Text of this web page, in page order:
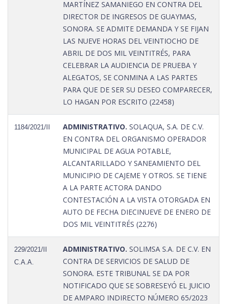
MARTÍNEZ SAMANIEGO EN CONTRA DEL
DIRECTOR DE INGRESOS DE GUAYMAS,
SONORA. SE ADMITE DEMANDA Y SE FIJAN
LAS NUEVE HORAS DEL VEINTIOCHO DE
ABRIL DE DOS MIL VEINTITRÉS, PARA
CELEBRAR LA AUDIENCIA DE PRUEBA Y
ALEGATOS, SE CONMINA A LAS PARTES
PARA QUE DE SER SU DESEO COMPARECER,
LO HAGAN POR ESCRITO (22458)
1184/2021/II ADMINISTRATIVO. SOLAQUA, S.A. DE C.V.
EN CONTRA DEL ORGANISMO OPERADOR
MUNICIPAL DE AGUA POTABLE,
ALCANTARILLADO Y SANEAMIENTO DEL
MUNICIPIO DE CAJEME Y OTROS. SE TIENE
A LA PARTE ACTORA DANDO
CONTESTACIÓN A LA VISTA OTORGADA EN
AUTO DE FECHA DIECINUEVE DE ENERO DE
DOS MIL VEINTITRÉS (2276)
229/2021/II
C.A.A.
ADMINISTRATIVO. SOLIMSA S.A. DE C.V. EN
CONTRA DE SERVICIOS DE SALUD DE
SONORA. ESTE TRIBUNAL SE DA POR
NOTIFICADO QUE SE SOBRESEYÓ EL JUICIO
DE AMPARO INDIRECTO NÚMERO 65/2023